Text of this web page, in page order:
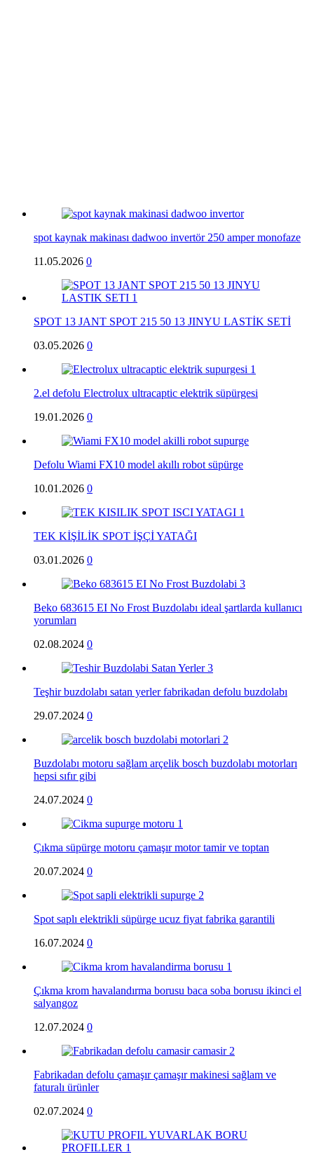
spot kaynak makinası dadwoo invertör 250 amper monofaze
11.05.2026 0
SPOT 13 JANT SPOT 215 50 13 JINYU LASTİK SETİ
03.05.2026 0
2.el defolu Electrolux ultracaptic elektrik süpürgesi
19.01.2026 0
Defolu Wiami FX10 model akıllı robot süpürge
10.01.2026 0
TEK KİŞİLİK SPOT İŞÇİ YATAĞI
03.01.2026 0
Beko 683615 EI No Frost Buzdolabı ideal şartlarda kullanıcı
yorumları
02.08.2024 0
Teşhir buzdolabı satan yerler fabrikadan defolu buzdolabı
29.07.2024 0
Buzdolabı motoru sağlam arçelik bosch buzdolabı motorları
hepsi sıfır gibi
24.07.2024 0
Çıkma süpürge motoru çamaşır motor tamir ve toptan
20.07.2024 0
Spot saplı elektrikli süpürge ucuz fiyat fabrika garantili
16.07.2024 0
Çıkma krom havalandırma borusu baca soba borusu ikinci el
salyangoz
12.07.2024 0
Fabrikadan defolu çamaşır çamaşır makinesi sağlam ve
faturalı ürünler
02.07.2024 0